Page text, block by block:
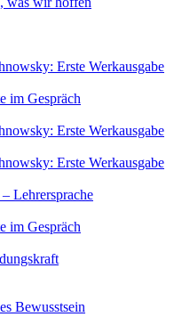
Erste Werkausgabe
im Gespräch
Erste Werkausgabe
Erste Werkausgabe
Lehrersprache
im Gespräch
Bewusstsein